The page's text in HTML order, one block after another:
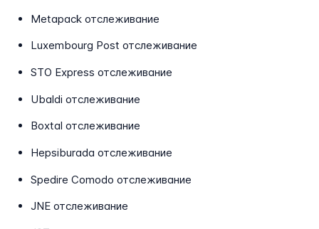
Metapack отслеживание
Luxembourg Post отслеживание
STO Express отслеживание
Ubaldi отслеживание
Boxtal отслеживание
Hepsiburada отслеживание
Spedire Comodo отслеживание
JNE отслеживание